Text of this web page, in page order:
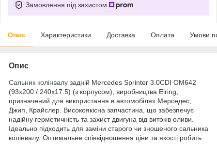
Замовлення під захистом
Опис Характеристики Доставка Оплата Умови
Опис
Сальник колінвалу задній Mercedes Sprinter 3.0CDI OM642
(93x200 / 240x17.5) (з корпусом), виробництва Elring,
призначений для використання в автомобілях Мерседес,
Джип, Крайслер. Високоякісна запчастина, що забезпечує
надійну герметичність та захист двигуна від витоків оливи.
Ідеально підходить для заміни старого чи зношеного сальника
колінвалу. Оптимальне співвідношення ціни та якості робить